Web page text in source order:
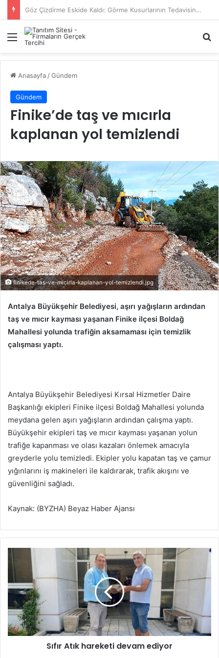
Başiskele Acil Çilingir Hizmeti İçin Doğru Adres Neresi?
Menü
Anasayfa /Gündem
Gündem
Finike’de taş ve mıcırla
kaplanan yol temizlendi
finikede-tas-ve-micirla-kaplanan-yol-temizlendi.jpg
Antalya Büyükşehir Belediyesi, aşırı yağışların ardından
taş ve mıcır kayması yaşanan Finike ilçesi Boldağ
Mahallesi yolunda trafiğin aksamaması için temizlik
çalışması yaptı.
Antalya Büyükşehir Belediyesi Kırsal Hizmetler Daire
Başkanlığı ekipleri Finike ilçesi Boldağ Mahallesi yolunda
meydana gelen aşırı yağışların ardından çalışma yaptı.
Büyükşehir ekipleri taş ve mıcır kayması yaşanan yolun
trafiğe kapanması ve olası kazaları önlemek amacıyla
greyderle yolu temizledi. Ekipler yolu kapatan taş ve çamur
yığınlarını iş makineleri ile kaldırarak, trafik akışını ve
güvenliğini sağladı.
Kaynak: (BYZHA) Beyaz Haber Ajansı
S
ı
ı
r
t
ı
k
Sıfır Atık hareketi devam ediyor